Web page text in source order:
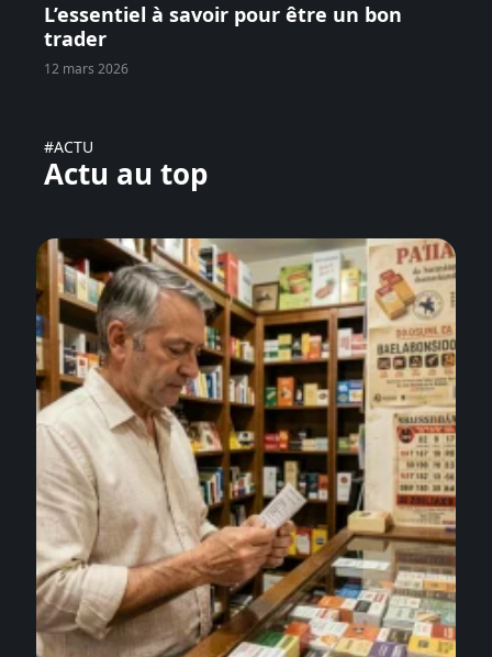
L’essentiel à savoir pour être un bon
trader
12 mars 2026
#ACTU
Actu au top